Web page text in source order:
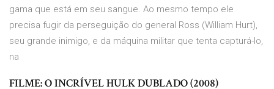
gama que está em seu sangue. Ao mesmo tempo ele
precisa fugir da perseguição do general Ross (William Hurt),
seu grande inimigo, e da máquina militar que tenta capturá-lo,
na
FILME: O INCRÍVEL HULK DUBLADO (2008)